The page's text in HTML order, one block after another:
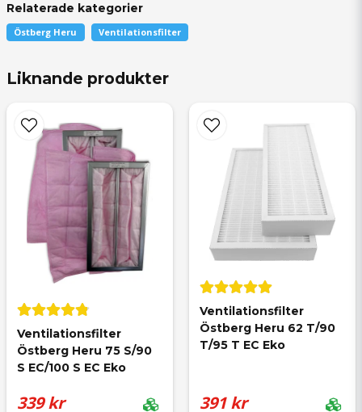
question
Fråga oss något om denna produkten...
nameNamn
emailMejladress
Ja, ni får publicera min fråga
Kjell-Åke
Relaterade kategorier
Östberg Heru Ventilationsfilter
Liknande produkter
Ventilationsfilter
Östberg Heru 75 S/90
S EC/100 S EC Eko
339 kr
Ventilationsfilter
Östberg Heru 62 T/90
T/95 T EC Eko
391 kr